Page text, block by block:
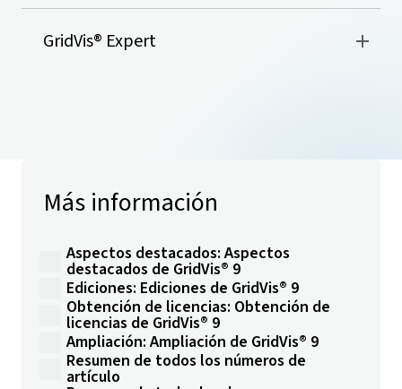
GridVis® Expert
Más información
Aspectos destacados: Aspectos
destacados de GridVis® 9
Ediciones: Ediciones de GridVis® 9
Obtención de licencias: Obtención de
licencias de GridVis® 9
Ampliación: Ampliación de GridVis® 9
Resumen de todos los números de
artículo